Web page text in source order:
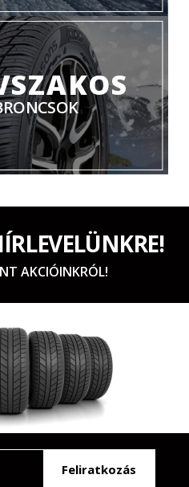
AKCIÓINKRÓL!
Feliratkozás